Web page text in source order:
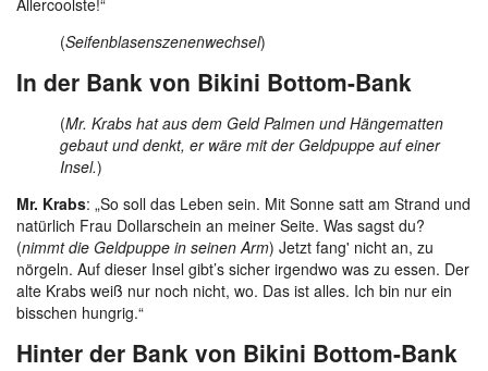
(Seifenblasenszenenwechsel)
In der Bank von Bikini Bottom-Bank
(Mr. Krabs hat aus dem Geld Palmen und Hängematten
gebaut und denkt, er wäre mit der Geldpuppe auf einer
Insel.)
Mr. Krabs: „So soll das Leben sein. Mit Sonne satt am Strand und
natürlich Frau Dollarschein an meiner Seite. Was sagst du?
(nimmt die Geldpuppe in seinen Arm) Jetzt fang' nicht an, zu
nörgeln. Auf dieser Insel gibt’s sicher irgendwo was zu essen. Der
alte Krabs weiß nur noch nicht, wo. Das ist alles. Ich bin nur ein
bisschen hungrig.“
Hinter der Bank von Bikini Bottom-Bank